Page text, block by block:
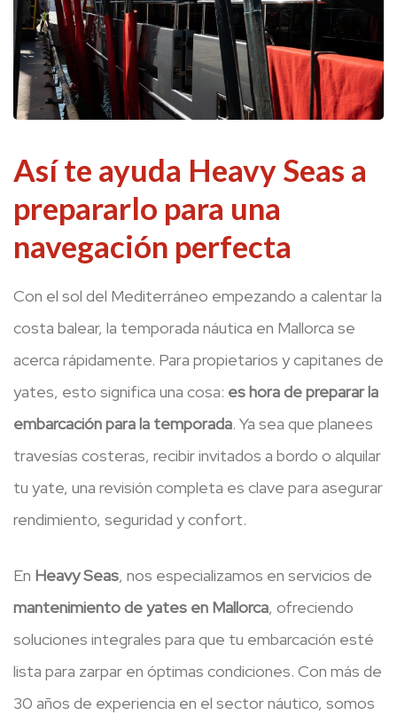
Así te ayuda Heavy Seas a
prepararlo para una
navegación perfecta
Con el sol del Mediterráneo empezando a calentar la
costa balear, la temporada náutica en Mallorca se
acerca rápidamente. Para propietarios y capitanes de
yates, esto significa una cosa: es hora de preparar la
embarcación para la temporada. Ya sea que planees
travesías costeras, recibir invitados a bordo o alquilar
tu yate, una revisión completa es clave para asegurar
rendimiento, seguridad y confort.
En Heavy Seas, nos especializamos en servicios de
mantenimiento de yates en Mallorca, ofreciendo
soluciones integrales para que tu embarcación esté
lista para zarpar en óptimas condiciones. Con más de
30 años de experiencia en el sector náutico, somos